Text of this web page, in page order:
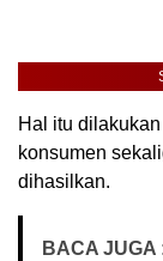
Hal itu
konsumen
dihasilkan.
BACA JUGA